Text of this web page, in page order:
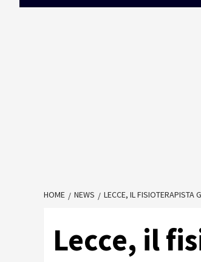
HOME NEWS LECCE, IL FISIOTERAPISTA
Lecce, il